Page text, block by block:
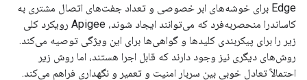
Edge برای خوشه‌های ابر خصوصی و تعداد جفت‌های اتصال مشتری به
کاساندرا منحصربه‌فرد که می‌توانند ایجاد شوند، Apigee رویکرد کلی
زیر را برای پیکربندی کلیدها و گواهی‌ها برای این ویژگی توصیه می‌کند.
روش‌های دیگری نیز وجود دارند که قابل اجرا هستند، اما روش زیر
احتمالاً تعادل خوبی بین سربار امنیت و تعمیر و نگهداری فراهم می‌کند.